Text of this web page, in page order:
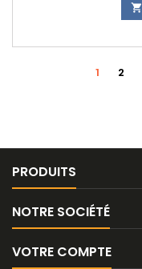

1 2
PRODUITS
NOTRE SOCIÉTÉ
VOTRE COMPTE